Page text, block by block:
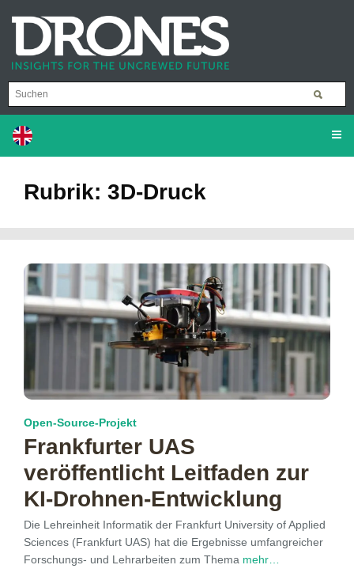
Rubrik: 3D-Druck
Open-Source-Projekt
Frankfurter UAS
veröffentlicht Leitfaden zur
KI-Drohnen-Entwicklung
Die Lehreinheit Informatik der Frankfurt University of Applied
Sciences (Frankfurt UAS) hat die Ergebnisse umfangreicher
Forschungs- und Lehrarbeiten zum Thema mehr…